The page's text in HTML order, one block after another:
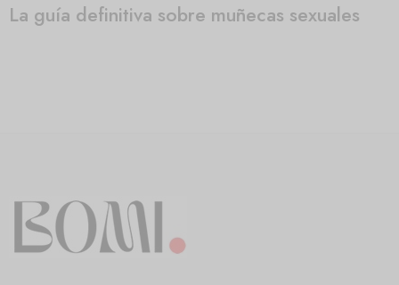
La guía definitiva sobre muñecas sexuales